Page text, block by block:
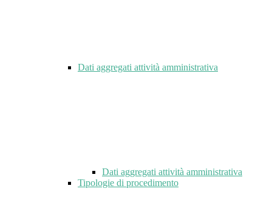
Dati aggregati attività amministrativa
Dati aggregati attività amministrativa
Tipologie di procedimento